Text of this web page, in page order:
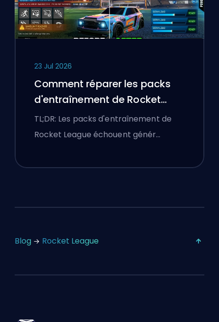
23 Jul 2026
Comment réparer les packs
d'entraînement de Rocket
League qui ne fonctionnent
pas
TL;DR: Les packs d'entraînement de
Rocket League échouent génér…
Blog Rocket League